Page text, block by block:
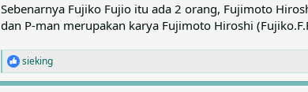
Sebenarnya Fujiko Fujio itu ada 2 orang, Fujimoto
dan P-man merupakan karya Fujimoto Hiroshi
R
e
sieking